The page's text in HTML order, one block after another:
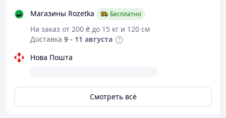
день без подзарядки.
Зарядка через порт USB-Type-C– современный и
удобный способ зарядки.
Магазины Rozetka
Бесплатно
На заказ от 200 ₴ до 15 кг и 120 см
Доставка 9 - 11 августа
Нова Пошта
Смотреть всё